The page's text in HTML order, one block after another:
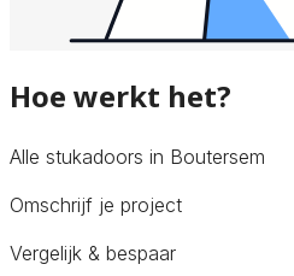
Hoe werkt het?
Alle stukadoors in Boutersem
Omschrijf je project
Vergelijk & bespaar